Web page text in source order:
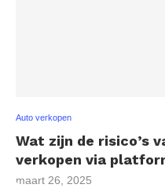
Auto verkopen
Wat zijn de risico’s
verkopen via
maart 26, 2025